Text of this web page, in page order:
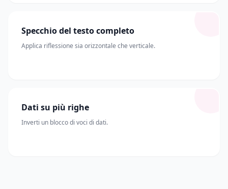
Specchio del testo completo
Applica riflessione sia orizzontale che verticale.
Dati su più righe
Inverti un blocco di voci di dati.